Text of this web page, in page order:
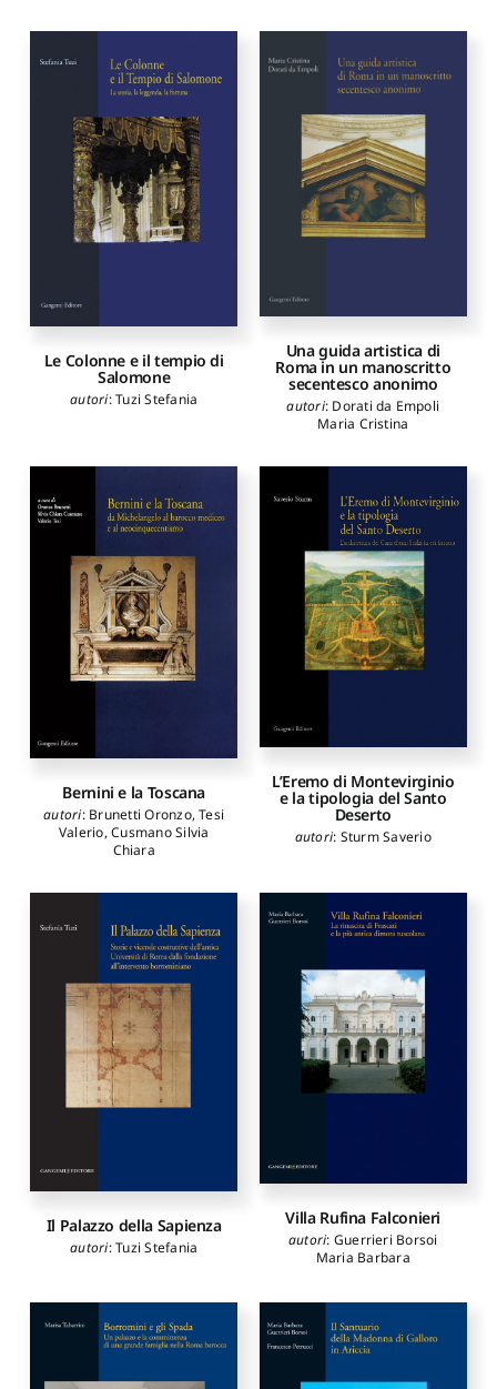
Le Colonne e il tempio di
Salomone
autori:Tuzi Stefania
Una guida artistica di
Roma in un manoscritto
secentesco anonimo
autori: Dorati da Empoli
Maria Cristina
Bernini e la Toscana
autori: Brunetti Oronzo,Tesi
Valerio,Cusmano Silvia
Chiara
L’Eremo di Montevirginio
e la tipologia del Santo
Deserto
autori: Sturm Saverio
Il Palazzo della Sapienza
autori:Tuzi Stefania
Villa Rufina Falconieri
autori: Guerrieri Borsoi
Maria Barbara